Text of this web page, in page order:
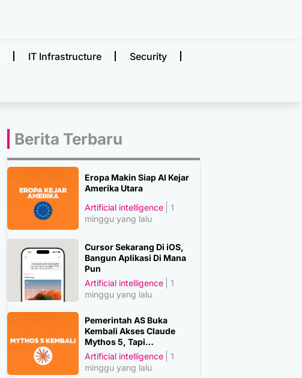
IT Infrastructure Security
Berita Terbaru
Eropa Makin Siap AI Kejar
Amerika Utara
Artificial intelligence
1
minggu yang lalu
Cursor Sekarang Di iOS,
Bangun Aplikasi Di Mana
Pun
Artificial intelligence
1
minggu yang lalu
Pemerintah AS Buka
Kembali Akses Claude
Mythos 5, Tapi…
Artificial intelligence
1
minggu yang lalu